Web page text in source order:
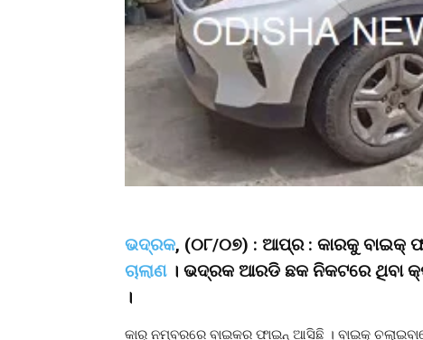
ଭଦ୍ରକ, (୦୮/୦୭) : ଆପ୍ର : କାରକୁ ବାଇକ୍
ଚାଲାଣ। ଭଦ୍ରକ ଆରଡି ଛକ ନିକଟରେ ଥିବା
।
କାର୍ ନମ୍ବରରେ ବାଇକର ଫାଇନ୍ ଆସିଛି । ବାଇକ୍